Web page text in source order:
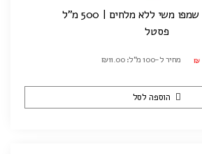
פסטל
₪ מחיר ל-100 מ"ל: ₪11.00
הוספה לסל